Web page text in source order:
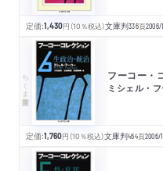
定価:1,430円 （10％税込）文庫判336頁2006/
ちくま学芸文庫 フーコー
ミシェル・
定価:1,760円 （10％税込）文庫判464頁2006/